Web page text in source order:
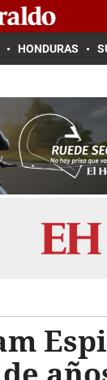
HONDURAS